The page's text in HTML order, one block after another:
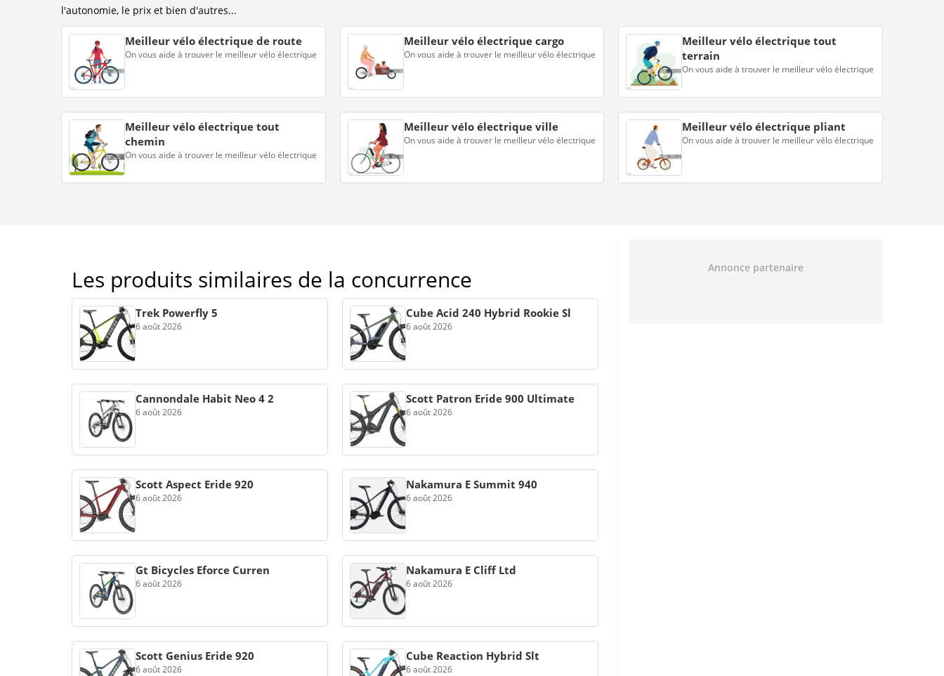
l'autonomie, le prix et bien d'autres...
Meilleur vélo électrique de route
On vous aide à trouver le meilleur vélo électrique
Meilleur vélo électrique cargo
On vous aide à trouver le meilleur vélo électrique
Meilleur vélo électrique tout
terrain
On vous aide à trouver le meilleur vélo électrique
Meilleur vélo électrique tout
chemin
On vous aide à trouver le meilleur vélo électrique
Meilleur vélo électrique ville
On vous aide à trouver le meilleur vélo électrique
Meilleur vélo électrique pliant
On vous aide à trouver le meilleur vélo électrique
Les produits similaires de la concurrence
Trek Powerfly 5
6 août 2026
Cube Acid 240 Hybrid Rookie Sl
6 août 2026
Cannondale Habit Neo 4 2
6 août 2026
Scott Patron Eride 900 Ultimate
6 août 2026
Scott Aspect Eride 920
6 août 2026
Nakamura E Summit 940
6 août 2026
Gt Bicycles Eforce Curren
6 août 2026
Nakamura E Cliff Ltd
6 août 2026
Scott Genius Eride 920
6 août 2026
Cube Reaction Hybrid Slt
6 août 2026
Annonce partenaire